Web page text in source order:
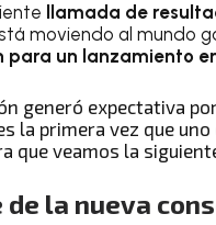
llamada de
moviendo al mundo
para un lanzamiento
generó expectativa
la primera vez que
que veamos la
de la nueva